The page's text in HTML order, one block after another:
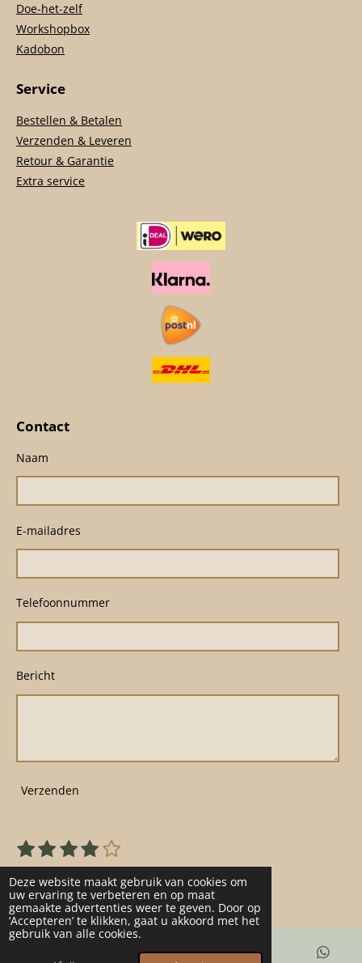
Deze website maakt gebruik van cookies om
uw ervaring te verbeteren en op maat
gemaakte advertenties weer te geven. Door op
‘Accepteren’ te klikken, gaat u akkoord met het
gebruik van alle cookies.
Doe-het-zelf
Workshopbox
Kadobon
Service
Bestellen & Betalen
Verzenden & Leveren
Retour & Garantie
Extra service
Contact
Naam
E-mailadres
Telefoonnummer
Bericht
Verzenden
R
a
t
i
n
1
s
t
e
r
2
s
t
e
r
r
3
s
t
e
r
r
4
s
t
e
r
r
5
s
t
e
r
r
S
e
m
m
e
n
22 stemmen